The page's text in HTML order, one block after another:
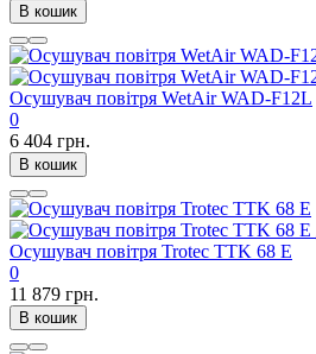
В кошик
Осушувач повітря WetAir WAD-F12L
0
6 404 грн.
В кошик
Осушувач повітря Trotec TTK 68 E
0
11 879 грн.
В кошик